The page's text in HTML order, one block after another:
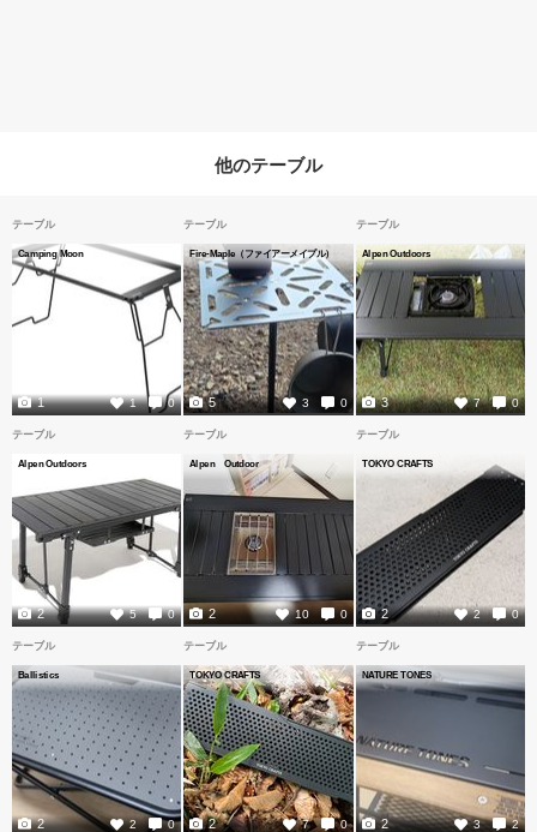
他のテーブル
テーブル
Camping Moon
1 0
1
テーブル
Fire-Maple（ファイアーメイプル）
3 0
5
テーブル
Alpen Outdoors
7 0
3
テーブル
Alpen Outdoors
5 0
2
テーブル
Alpen Outdoor
10 0
2
テーブル
TOKYO CRAFTS
2 0
2
テーブル
Ballistics
2 0
2
テーブル
TOKYO CRAFTS
7 0
2
テーブル
NATURE TONES
3 2
2